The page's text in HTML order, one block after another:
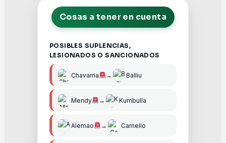
Cosas a tener en cuenta
POSIBLES SUPLENCIAS,
LESIONADOS O SANCIONADOS
Chavarria → Balliu
Mendy → Kumbulla
Alemao → Camello